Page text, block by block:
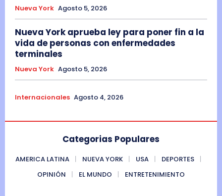
Nueva York Agosto 5, 2026
Nueva York aprueba ley para poner fin a la
vida de personas con enfermedades
terminales
Nueva York Agosto 5, 2026
Internacionales Agosto 4, 2026
Categorias Populares
AMERICA LATINA NUEVA YORK USA
DEPORTES
OPINIÓN
EL MUNDO ENTRETENIMIENTO